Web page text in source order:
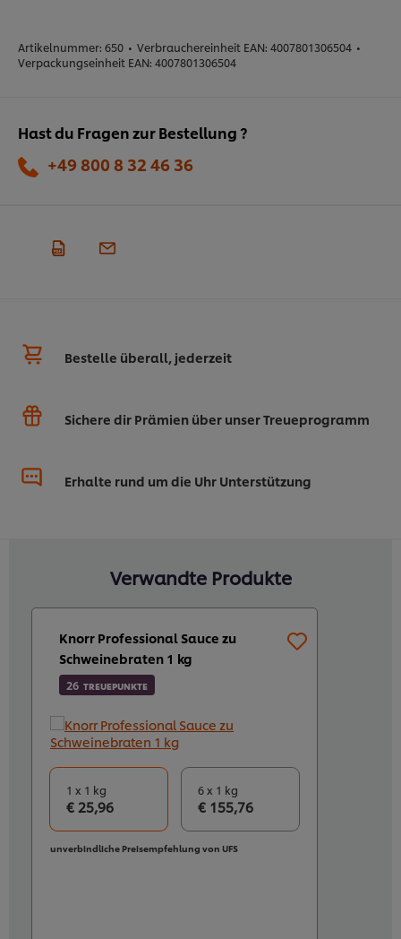
Artikelnummer: 650 • Verbrauchereinheit EAN: 4007801306504 •
Verpackungseinheit EAN: 4007801306504
Hast du Fragen zur Bestellung ?
+49 800 8 32 46 36
Bestelle überall, jederzeit
Sichere dir Prämien über unser Treueprogramm
Erhalte rund um die Uhr Unterstützung
Verwandte Produkte
Knorr Professional Sauce zu
Schweinebraten 1 kg
26 TREUEPUNKTE
1 x 1 kg
€ 25,96
6 x 1 kg
€ 155,76
unverbindliche Preisempfehlung von UFS